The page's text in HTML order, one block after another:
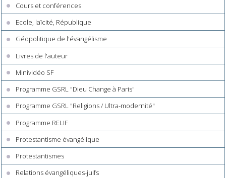
Cours et conférences
Ecole, laïcité, République
Géopolitique de l'évangélisme
Livres de l'auteur
Minividéo SF
Programme GSRL "Dieu Change à Paris"
Programme GSRL "Religions / Ultra-modernité"
Programme RELIF
Protestantisme évangélique
Protestantismes
Relations évangéliques-juifs